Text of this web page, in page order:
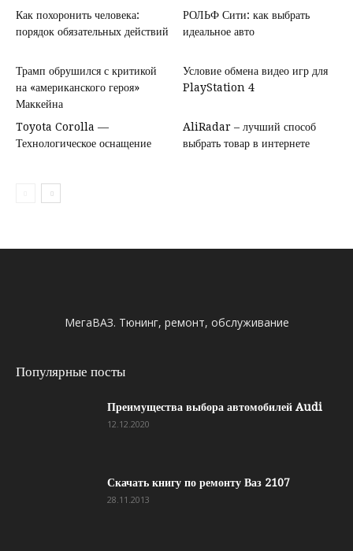
Как похоронить человека:
порядок обязательных действий
РОЛЬФ Сити: как выбрать
идеальное авто
Трамп обрушился с критикой
на «американского героя»
Маккейна
Условие обмена видео игр для
PlayStation 4
Toyota Corolla —
Технологическое оснащение
AliRadar – лучший способ
выбрать товар в интернете
МегаВАЗ. Тюнинг, ремонт, обслуживание
Популярные посты
Преимущества выбора автомобилей Audi
12.12.2020
Скачать книгу по ремонту Ваз 2107
28.11.2013